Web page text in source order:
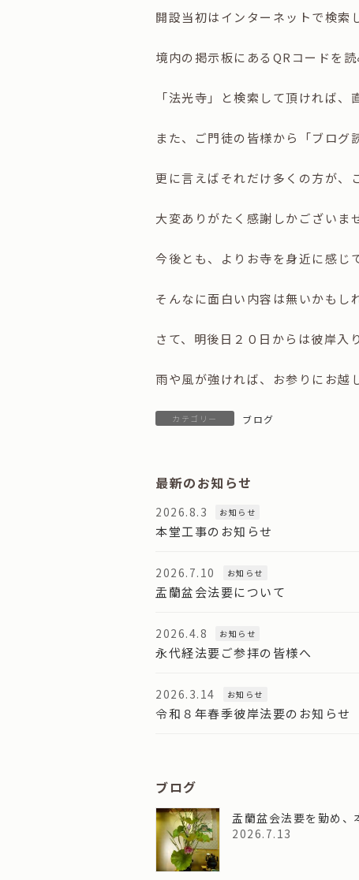
開設当初はインターネットで検索
境内の掲示板にあるQRコードを
「法光寺」と検索して頂ければ、
また、ご門徒の皆様から「ブログ
更に言えばそれだけ多くの方が、
大変ありがたく感謝しかございま
今後とも、よりお寺を身近に感じ
そんなに面白い内容は無いかもし
さて、明後日２０日からは彼岸入
雨や風が強ければ、お参りにお越
カテゴリー ブログ
最新のお知らせ
2026.8.3 お知らせ
本堂工事のお知らせ
2026.7.10 お知らせ
盂蘭盆会法要について
2026.4.8 お知らせ
永代経法要ご参拝の皆様へ
2026.3.14 お知らせ
令和８年春季彼岸法要のお知らせ
ブログ
盂蘭盆会法要を勤め、
2026.7.13